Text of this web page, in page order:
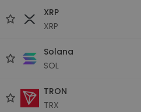
XRP
XRP
Solana
SOL
TRON
TRX